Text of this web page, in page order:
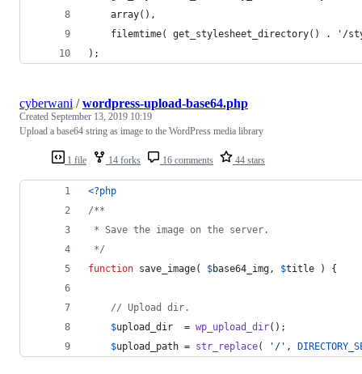
	array(),
filemtime( get_stylesheet_directory() . '/
);
1 file 14 forks 16 comments 44 stars
cyberwani /wordpress-upload-base64.php
Created September 13, 2019 10:19
Upload a base64 string as image to the WordPress media library
<?php
/**
* Save the image on the server.
*/
function save_image( $base64_img, $title ) {
// Upload dir.
$upload_dir
  =
wp_upload_dir();
$upload_path = str_replace( ' / ' ,